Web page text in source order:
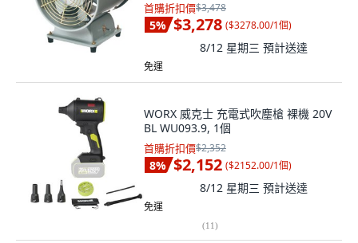
首購折扣價$3,478
5% $3,278 ($3278.00/1個)
8/12 星期三 預計送達
免運
WORX 威克士 充電式吹塵槍 裸機 20V
BL WU093.9, 1個
首購折扣價$2,352
8% $2,152 ($2152.00/1個)
8/12 星期三 預計送達
免運
(11)